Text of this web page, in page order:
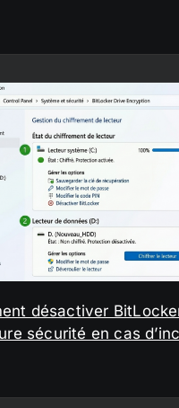
désactiver
sécurité en cas